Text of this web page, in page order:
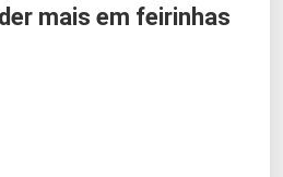
mais em feirinhas